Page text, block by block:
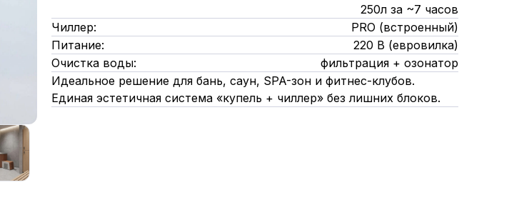
250л за ~7 часов
Чиллер:
PRO (встроенный)
Питание:
220 В (евровилка)
Очистка воды:
фильтрация + озонатор
Идеальное решение для бань, саун, SPA-зон и фитнес-клубов.
Единая эстетичная система «купель + чиллер» без лишних блоков.